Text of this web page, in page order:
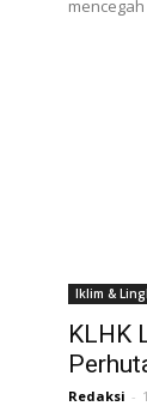
Iklim &
KLHK
Redaksi -